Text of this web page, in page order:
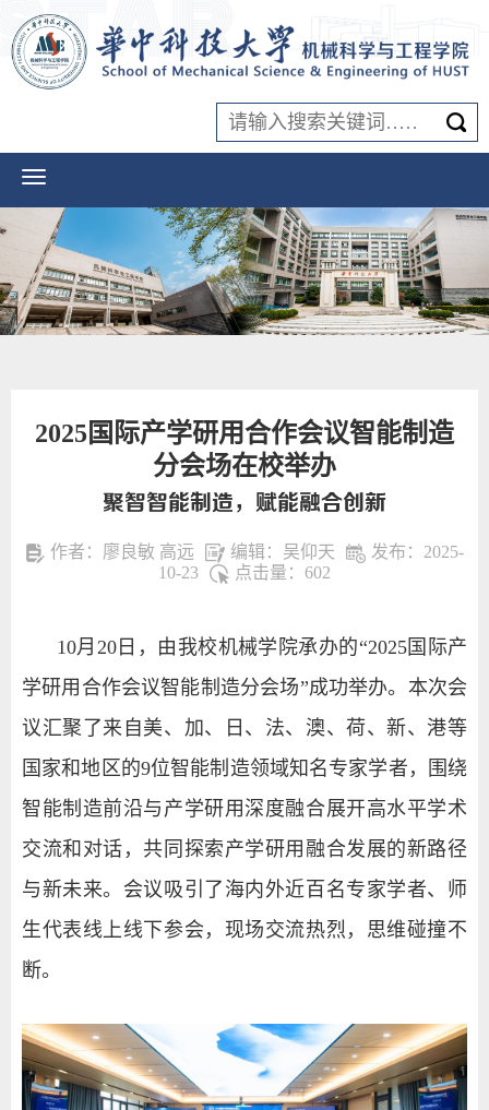
2025国际产学研用合作会议智能制造
分会场在校举办
聚智智能制造，赋能融合创新
作者：廖良敏 高远 编辑：吴仰天
发布：2025-
10-23
点击量： 602
10月20日，由我校机械学院承办的“2025国际产
学研用合作会议智能制造分会场”成功举办。本次会
议汇聚了来自美、加、日、法、澳、荷、新、港等
国家和地区的9位智能制造领域知名专家学者，围绕
智能制造前沿与产学研用深度融合展开高水平学术
交流和对话，共同探索产学研用融合发展的新路径
与新未来。会议吸引了海内外近百名专家学者、师
生代表线上线下参会，现场交流热烈，思维碰撞不
断。